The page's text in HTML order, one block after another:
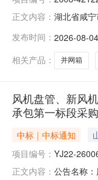
正文内容： 湖北省咸
421223-
发布时间： 2026-08-
相关产品：
并网箱
风机盘管、新风
承包第一标段采
中标｜中标通知
项目编号： YJ22-
正文内容： 公告名称